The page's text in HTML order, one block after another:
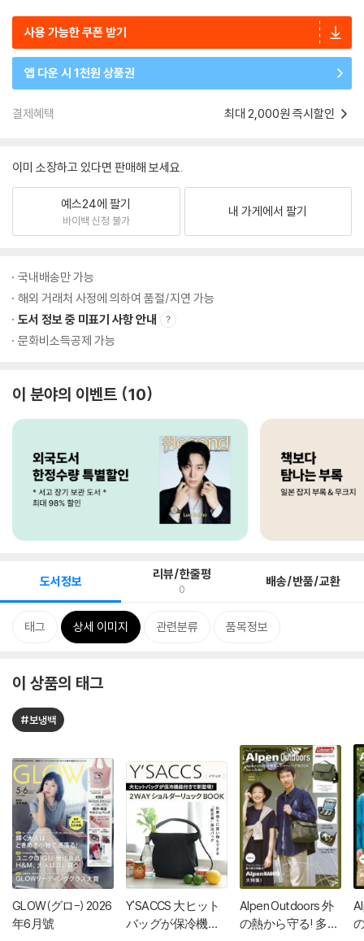
사용 가능한 쿠폰 받기
앱 다운 시 1천원 상품권
결제혜택 최대 2,000원 즉시할인
이미 소장하고 있다면 판매해 보세요.
예스24에 팔기
바이백 신청 불가
내 가게에서 팔기
국내배송만 가능
해외 거래처 사정에 의하여 품절/지연 가능
도서 정보 중 미표기 사항 안내
문화비소득공제 가능
이 분야의 이벤트 10
도서정보 리뷰/한줄평
0 배송/반품/교환
태그 상세 이미지 관련분류 품목정보
이 상품의 태그
#보냉백
GLOW(グロ-) 2026
年6月號
Y'SACCS 大ヒット
バッグが保冷機能
Alpen Outdoors 外
の熱から守る! 多機